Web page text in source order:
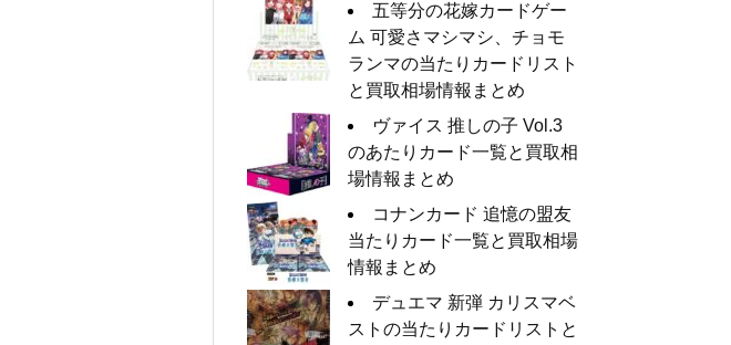
五等分の花嫁カードゲー
ム 可愛さマシマシ、チョモ
ランマの当たりカードリスト
と買取相場情報まとめ
ヴァイス 推しの子 Vol.3
のあたりカード一覧と買取相
場情報まとめ
コナンカード 追憶の盟友
当たりカード一覧と買取相場
情報まとめ
デュエマ 新弾 カリスマベ
ストの当たりカードリストと